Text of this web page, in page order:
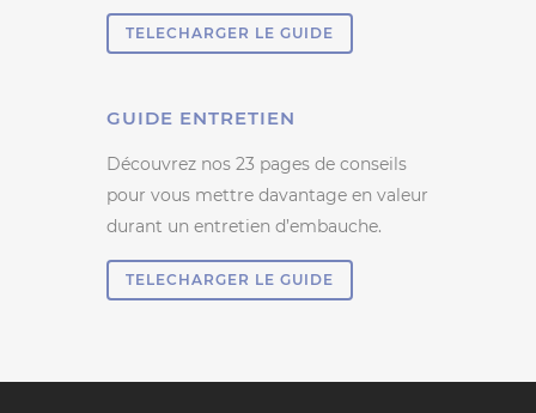
TELECHARGER LE GUIDE
GUIDE ENTRETIEN
Découvrez nos 23 pages de conseils
pour vous mettre davantage en valeur
durant un entretien d’embauche.
TELECHARGER LE GUIDE